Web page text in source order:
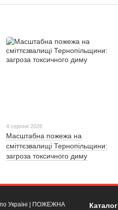
4 серпня 2026
Масштабна пожежа на
сміттєзвалищі Тернопільщини:
загроза токсичного диму
Каталог